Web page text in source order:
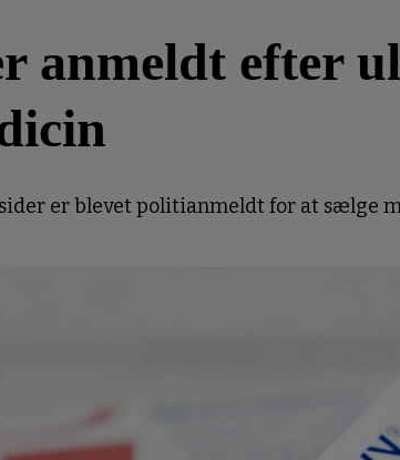
anmeldt efter
er blevet politianmeldt for at sælge